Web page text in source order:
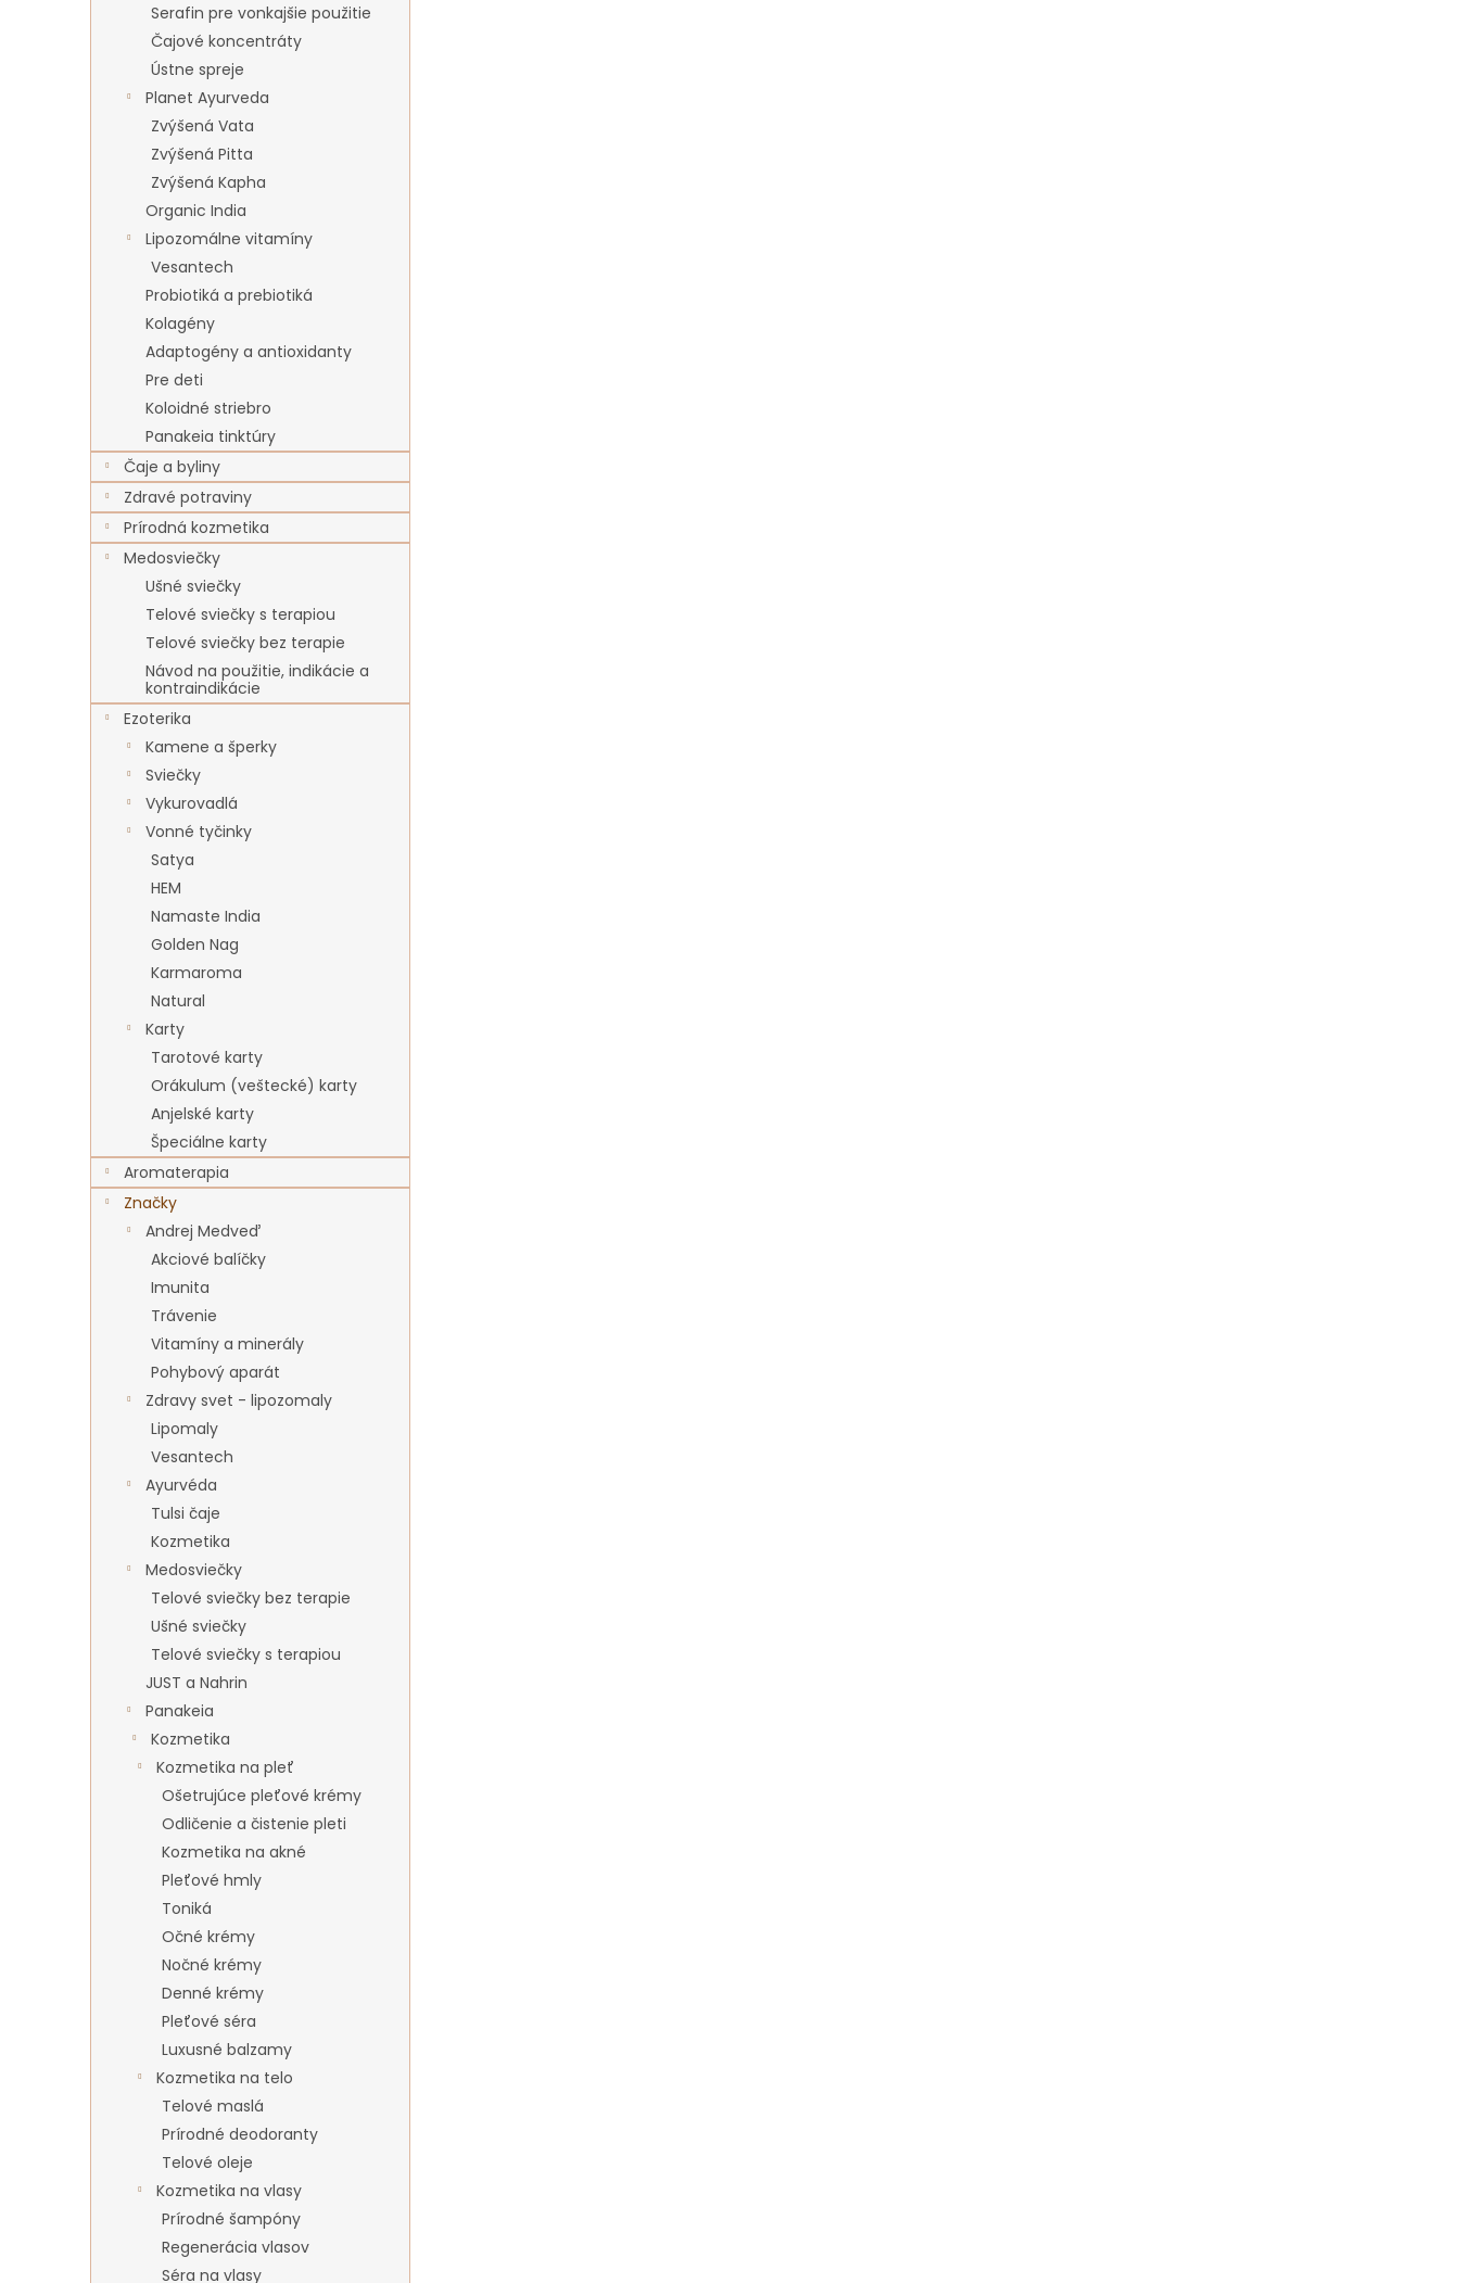
Serafin pre vonkajšie použitie
Čajové koncentráty
Ústne spreje
Planet Ayurveda
Zvýšená Vata
Zvýšená Pitta
Zvýšená Kapha
Organic India
Lipozomálne vitamíny
Vesantech
Probiotiká a prebiotiká
Kolagény
Adaptogény a antioxidanty
Pre deti
Koloidné striebro
Panakeia tinktúry
Čaje a byliny
Zdravé potraviny
Prírodná kozmetika
Medosviečky
Ušné sviečky
Telové sviečky s terapiou
Telové sviečky bez terapie
Návod na použitie, indikácie a
kontraindikácie
Ezoterika
Kamene a šperky
Sviečky
Vykurovadlá
Vonné tyčinky
Satya
HEM
Namaste India
Golden Nag
Karmaroma
Natural
Karty
Tarotové karty
Orákulum (veštecké) karty
Anjelské karty
Špeciálne karty
Aromaterapia
Značky
Andrej Medveď
Akciové balíčky
Imunita
Trávenie
Vitamíny a minerály
Pohybový aparát
Zdravy svet - lipozomaly
Lipomaly
Vesantech
Ayurvéda
Tulsi čaje
Kozmetika
Medosviečky
Telové sviečky bez terapie
Ušné sviečky
Telové sviečky s terapiou
JUST a Nahrin
Panakeia
Kozmetika
Kozmetika na pleť
Ošetrujúce pleťové krémy
Odličenie a čistenie pleti
Kozmetika na akné
Pleťové hmly
Toniká
Očné krémy
Nočné krémy
Denné krémy
Pleťové séra
Luxusné balzamy
Kozmetika na telo
Telové maslá
Prírodné deodoranty
Telové oleje
Kozmetika na vlasy
Prírodné šampóny
Regenerácia vlasov
Séra na vlasy